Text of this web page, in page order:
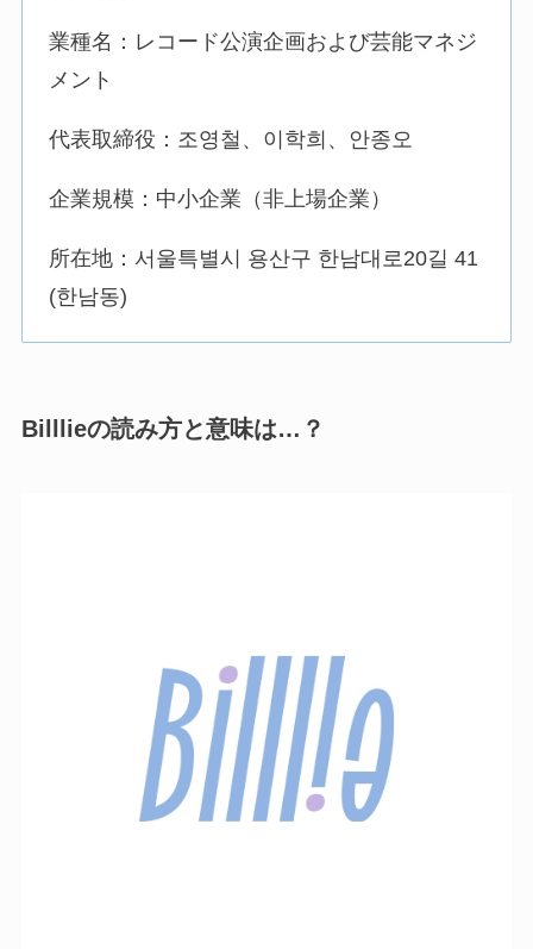
業種名：レコード公演企画および芸能マネジ
メント
代表取締役：조영철、이학희、안종오
企業規模：中小企業（非上場企業）
所在地：서울특별시 용산구 한남대로20길 41
(한남동)
Billlieの読み方と意味は…？